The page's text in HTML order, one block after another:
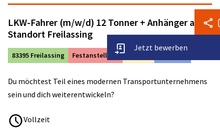
Jetzt bewerben
LKW-Fahrer (m/w/d) 12 Tonner + Anhänger ab
Standort Freilassing
83395 Freilassing Festanstellung
Du möchtest Teil eines modernen Transportunternehmens
sein und dich weiterentwickeln?
Vollzeit